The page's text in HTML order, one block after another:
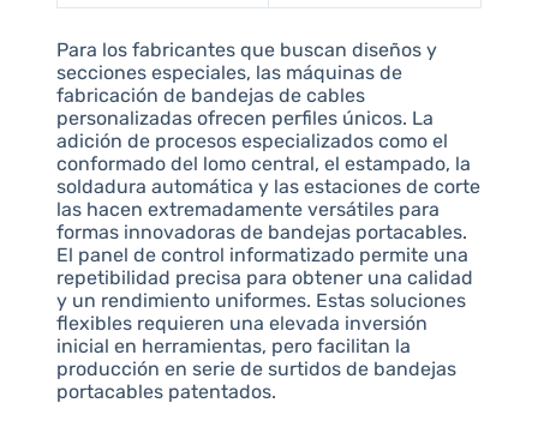
Para los fabricantes que buscan diseños y
secciones especiales, las máquinas de
fabricación de bandejas de cables
personalizadas ofrecen perfiles únicos. La
adición de procesos especializados como el
conformado del lomo central, el estampado, la
soldadura automática y las estaciones de corte
las hacen extremadamente versátiles para
formas innovadoras de bandejas portacables.
El panel de control informatizado permite una
repetibilidad precisa para obtener una calidad
y un rendimiento uniformes. Estas soluciones
flexibles requieren una elevada inversión
inicial en herramientas, pero facilitan la
producción en serie de surtidos de bandejas
portacables patentados.